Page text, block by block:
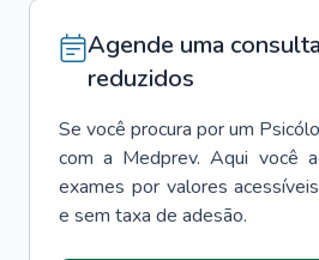
Agende uma
reduzidos
Se você procura por um
com a Medprev. Aqui você
exames por valores
e sem taxa de adesão.